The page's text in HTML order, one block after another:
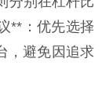
**：优先选择
，避免因追求